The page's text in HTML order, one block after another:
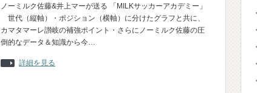
ノーミルク佐藤&井上マーが送る 「MILKサッカーアカデミー」
世代（縦軸）・ポジション（横軸）に分けたグラフと共に、
カマタマーレ讃岐の補強ポイント・さらにノーミルク佐藤の圧
倒的なデータ＆知識から今…
詳細を見る